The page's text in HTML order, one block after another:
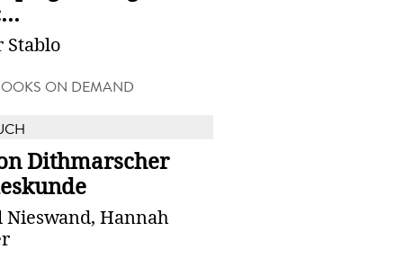
Stablo
ON DEMAND
Dithmarscher
Nieswand, Hannah